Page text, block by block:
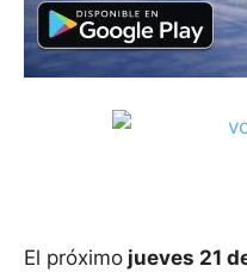
El próximo jueves 21